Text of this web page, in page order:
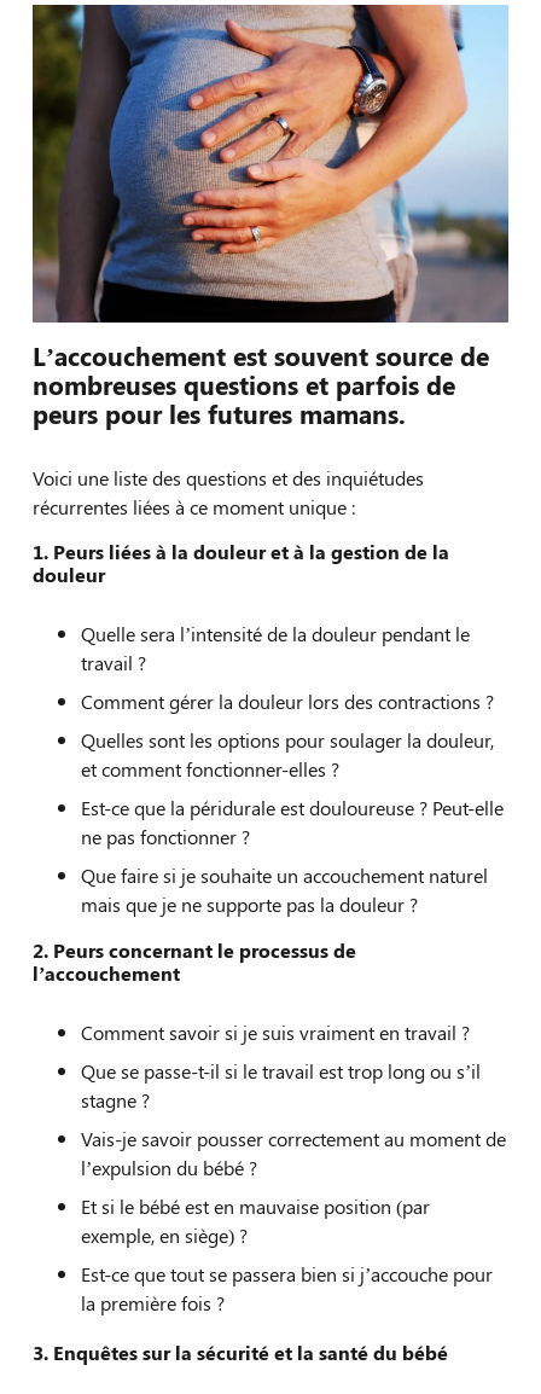
L’accouchement est souvent source de
nombreuses questions et parfois de
peurs pour les futures mamans.
Voici une liste des questions et des inquiétudes
récurrentes liées à ce moment unique :
1. Peurs liées à la douleur et à la gestion de la
douleur
Quelle sera l’intensité de la douleur pendant le
travail ?
Comment gérer la douleur lors des contractions ?
Quelles sont les options pour soulager la douleur,
et comment fonctionner-elles ?
Est-ce que la péridurale est douloureuse ? Peut-elle
ne pas fonctionner ?
Que faire si je souhaite un accouchement naturel
mais que je ne supporte pas la douleur ?
2. Peurs concernant le processus de
l’accouchement
Comment savoir si je suis vraiment en travail ?
Que se passe-t-il si le travail est trop long ou s’il
stagne ?
Vais-je savoir pousser correctement au moment de
l’expulsion du bébé ?
Et si le bébé est en mauvaise position (par
exemple, en siège) ?
Est-ce que tout se passera bien si j’accouche pour
la première fois ?
3. Enquêtes sur la sécurité et la santé du bébé